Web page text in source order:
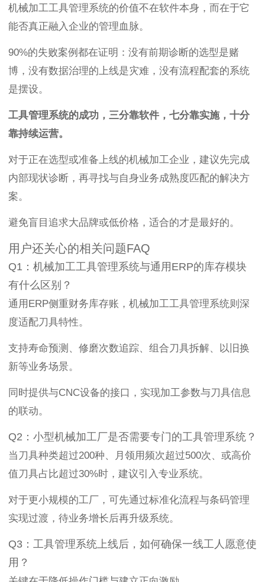
机械加工工具管理系统的价值不在软件本身，而在于它
能否真正融入企业的管理血脉。
90%的失败案例都在证明：没有前期诊断的选型是赌
博，没有数据治理的上线是灾难，没有流程配套的系统
是摆设。
工具管理系统的成功，三分靠软件，七分靠实施，十分
靠持续运营。
对于正在选型或准备上线的机械加工企业，建议先完成
内部现状诊断，再寻找与自身业务成熟度匹配的解决方
案。
避免盲目追求大品牌或低价格，适合的才是最好的。
用户还关心的相关问题FAQ
Q1：机械加工工具管理系统与通用ERP的库存模块
有什么区别？
通用ERP侧重财务库存账，机械加工工具管理系统则深
度适配刀具特性。
支持寿命预测、修磨次数追踪、组合刀具拆解、以旧换
新等业务场景。
同时提供与CNC设备的接口，实现加工参数与刀具信息
的联动。
Q2：小型机械加工厂是否需要专门的工具管理系统？
当刀具种类超过200种、月领用频次超过500次、或高价
值刀具占比超过30%时，建议引入专业系统。
对于更小规模的工厂，可先通过标准化流程与条码管理
实现过渡，待业务增长后再升级系统。
Q3：工具管理系统上线后，如何确保一线工人愿意使
用？